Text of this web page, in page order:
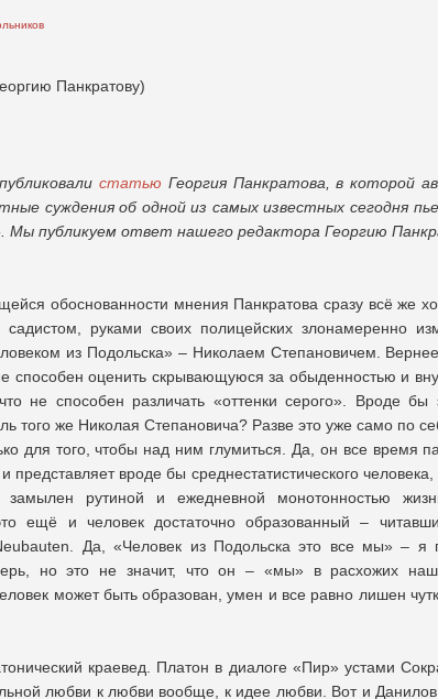
Панкратову)
статью Георгия Панкратова, в которой
суждения об одной из самых известных сегодня
Мы публикуем ответ нашего редактора Георгию
обоснованности мнения Панкратова сразу всё же
садистом, руками своих полицейских злонамеренно
из Подольска» – Николаем Степановичем.
способен оценить скрывающуюся за обыденностью и
не способен различать «оттенки серого». Вроде
того же Николая Степановича? Разве это уже само по
для того, чтобы над ним глумиться. Да, он все время
представляет вроде бы среднестатистического
рутиной и ежедневной монотонностью
ещё и человек достаточно образованный –
Да, «Человек из Подольска это все мы» – я
но это не значит, что он – «мы» в расхожих
может быть образован, умен и все равно лишен
краевед. Платон в диалоге «Пир» устами
любви к любви вообще, к идее любви. Вот и Данилов